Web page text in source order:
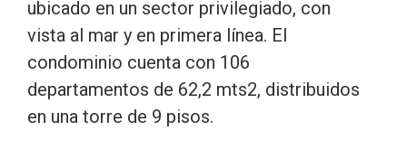
ubicado en un sector privilegiado, con
vista al mar y en primera línea. El
condominio cuenta con 106
departamentos de 62,2 mts2, distribuidos
en una torre de 9 pisos.